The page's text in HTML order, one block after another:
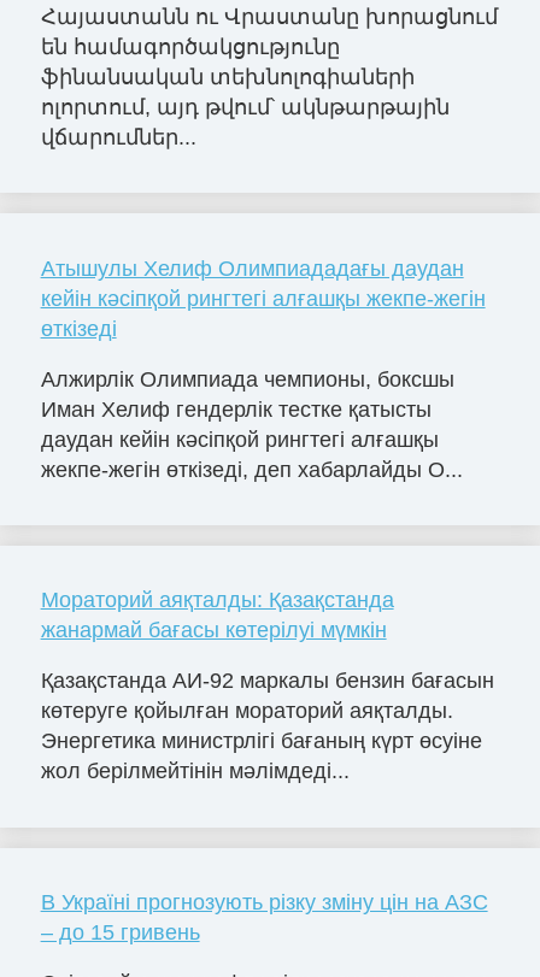
Հայաստանն ու Վրաստանը խորացնում
են համագործակցությունը
ֆինանսական տեխնոլոգիաների
ոլորտում, այդ թվում՝ ակնթարթային
վճարումներ...
Атышулы Хелиф Олимпиададағы даудан
кейін кәсіпқой рингтегі алғашқы жекпе-жегін
өткізеді
Алжирлік Олимпиада чемпионы, боксшы
Иман Хелиф гендерлік тестке қатысты
даудан кейін кәсіпқой рингтегі алғашқы
жекпе-жегін өткізеді, деп хабарлайды O...
Мораторий аяқталды: Қазақстанда
жанармай бағасы көтерілуі мүмкін
Қазақстанда АИ-92 маркалы бензин бағасын
көтеруге қойылған мораторий аяқталды.
Энергетика министрлігі бағаның күрт өсуіне
жол берілмейтінін мәлімдеді...
В Україні прогнозують різку зміну цін на АЗС
– до 15 гривень